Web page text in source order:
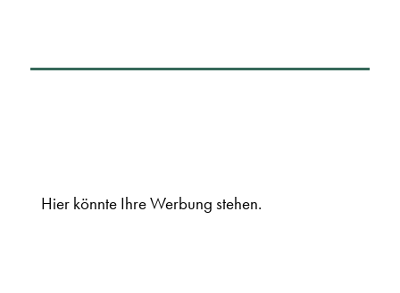
Hier könnte Ihre Werbung stehen.